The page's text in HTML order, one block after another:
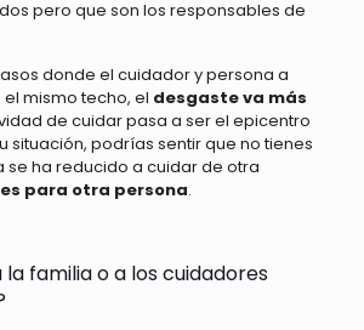
pero que son los responsables de
donde el cuidador y persona a
mismo techo, el desgaste va más
de cuidar pasa a ser el epicentro
situación, podrías sentir que no tienes
se ha reducido a cuidar de otra
para otra persona.
familia o a los cuidadores